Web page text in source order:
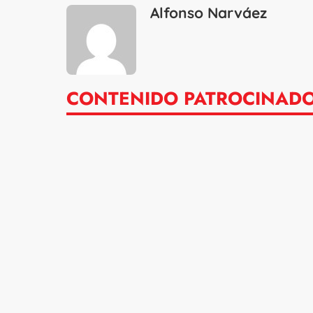
Alfonso Narváez
CONTENIDO